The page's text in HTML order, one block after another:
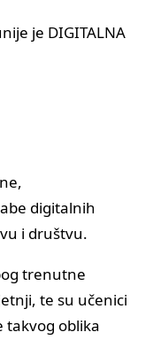
je DIGITALNA
digitalnih
i društvu.
trenutne
te su učenici
takvog oblika